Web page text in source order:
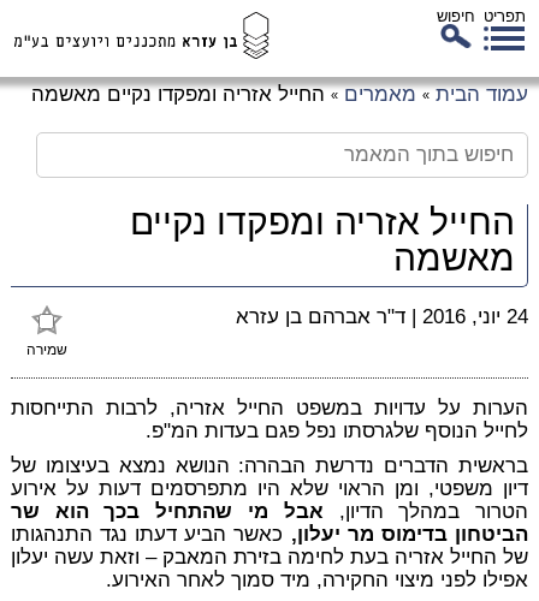
תפריט חיפוש
עמוד הבית » מאמרים » החייל אזריה ומפקדו נקיים מאשמה
החייל אזריה ומפקדו נקיים
מאשמה
שמירה
24 יוני, 2016 | ד"ר אברהם בן עזרא
הערות על עדויות במשפט החייל אזריה, לרבות התייחסות
לחייל הנוסף שלגרסתו נפל פגם בעדות המ"פ.
בראשית הדברים נדרשת הבהרה: הנושא נמצא בעיצומו של
דיון משפטי, ומן הראוי שלא היו מתפרסמים דעות על אירוע
הטרור במהלך הדיון, אבל מי שהתחיל בכך הוא שר
הביטחון בדימוס מר יעלון, כאשר הביע דעתו נגד התנהגותו
של החייל אזריה בעת לחימה בזירת המאבק – וזאת עשה יעלון
אפילו לפני מיצוי החקירה, מיד סמוך לאחר האירוע.